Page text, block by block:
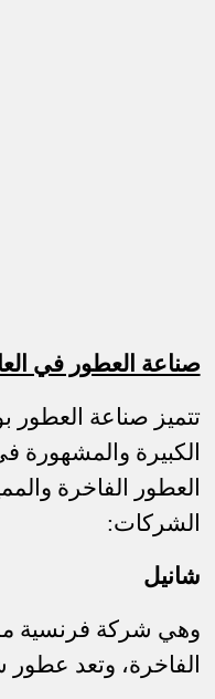
صناعة العطور في
تتميز صناعة العطور
الكبيرة والمشهورة
العطور الفاخرة
الشركات:
شانيل
وهي شركة فرنسية
الفاخرة، وتعد عطور